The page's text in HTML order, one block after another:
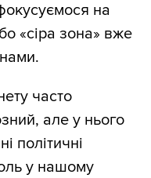
на
«сіра зона» вже
часто
але у нього
політичні
у нашому